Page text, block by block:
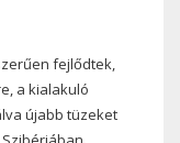
fejlődtek,
a kialakuló
újabb tüzeket